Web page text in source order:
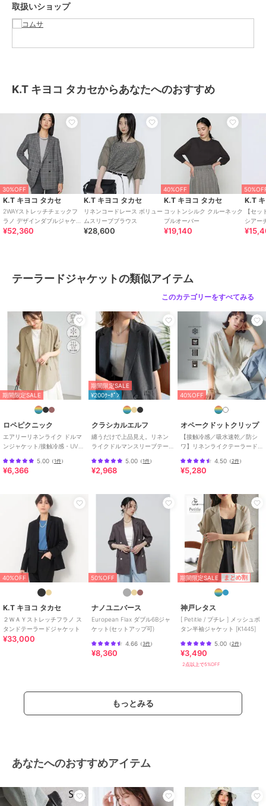
／テーラードジャケット
アウター・ジャケット・コート
テーラードジャケット
カラー
08:チャコール、14:ブラウン、15:
亜麻
サイズ 7号,9号,11号
素材
08:チャコール/14:ブラウン/15:亜
麻：[08:チャコール 14:ブラウン]
トリアセテート60％ 麻22％ レー
ヨン16％ ポリウレタン2％
ウレタン2％
取扱いショップ
K.T キヨコ タカセからあなたへのおすすめ
30%OFF
K.T キヨコ タカセ
2WAYストレッチチェックフ
ラノ デザインダブルジャケッ
ト
¥52,360
K.T キヨコ タカセ
リネンコードレース ボリュー
ムスリーブブラウス
¥28,600
40%OFF
K.T キヨコ タカセ
コットンシルク クルーネック
プルオーバー
¥19,140
K.T
【セ
シアー
テーラードジャケットの類似アイテム
このカテゴリーをすべてみる
期間限定SALE
ロペピクニック
エアリーリネンライク ドルマ
ンジャケット/接触冷感・UVカ
5.00 （1件）
¥6,366
期間限定SALE
¥200ｸｰﾎﾟﾝ
クラシカルエルフ
纏うだけで上品見え。リネン
ライクドルマンスリーブテー
袖）
5.00 （1件）
¥2,968
40%OFF
オペークドットクリップ
【接触冷感／吸水速乾／防シ
ワ】リネンライクテーラード
4.50（2件）
¥5,280
40%OFF
K.T キヨコ タカセ
２ＷＡＹストレッチフラノ ス
タンドテーラードジャケット
¥33,000
50%OFF
ナノユニバース
European Flax ダブル6Bジャ
ケット(セットアップ可)
4.66 （3件）
¥8,360
期間限定SALE まとめ割
神戸レタス
[ Petitle / プチレ ] メッシュボ
タン半袖ジャケット [K1445]
5.00（2件）
¥3,490
2点以上で5%OFF
もっとみる
あなたへのおすすめアイテム